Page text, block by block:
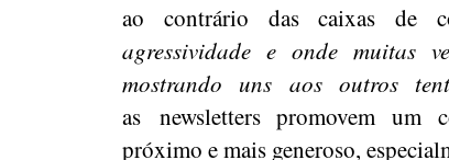
ao contrário das caixas de
agressividade e onde muitas
mostrando uns aos outros
as newsletters promovem um
próximo e mais generoso,